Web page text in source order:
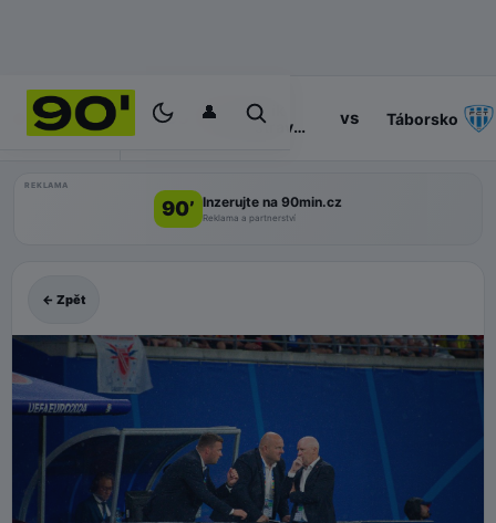
👤
PROGRAM 14:30
Baník
Ostrava
vs Táborsko
REKLAMA
90’ Inzerujte na 90min.cz
Reklama a partnerství
← Zpět